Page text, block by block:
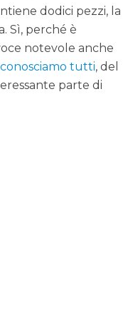
dodici pezzi, la
Sì, perché è
notevole anche
conosciamo tutti, del
parte di